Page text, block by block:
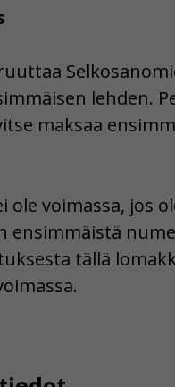
lehden.
maksaa
ole voimassa, jos
ensimmäistä
tällä